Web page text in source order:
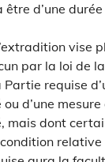
d’une durée
vise
par la loi de
requise
d’une mesure
mais dont